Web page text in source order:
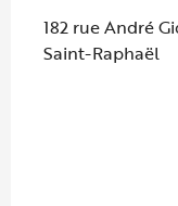
182 rue André
Saint-Raphaël